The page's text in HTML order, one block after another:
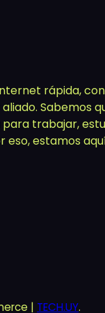
rápida,
Sabemos
trabajar,
eso, estamos
| TECH.UY.